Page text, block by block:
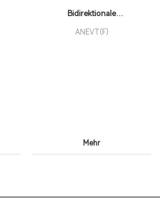
Bidirektionale
Stromversorgungen der
ANEVT(F)
Mehr